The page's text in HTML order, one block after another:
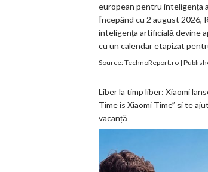
european pentru inteligența
Începând cu 2 august 2026,
inteligența artificială devine
cu un calendar etapizat
Source:TechnoReport.ro|
Liber la timp liber: Xiaomi
Time is Xiaomi Time” și te
vacanță